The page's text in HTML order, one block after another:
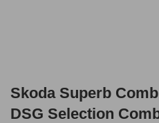
Skoda Superb
DSG Selection